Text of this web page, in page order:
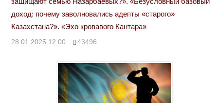
доход: почему заволновались адепты «старого»
Казахстана?». «Эхо кровавого Кантара»
28.01.2025 12:00 43496